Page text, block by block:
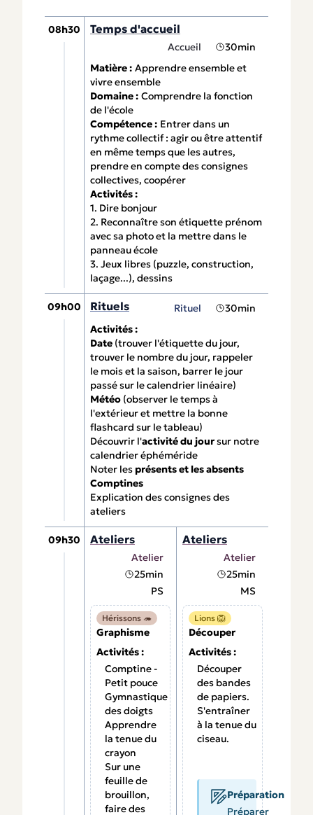
08h30 Temps d'accueil
Accueil
30min
Matière : Apprendre ensemble et
vivre ensemble
Domaine : Comprendre la fonction
de l'école
Compétence : Entrer dans un
rythme collectif : agir ou être attentif
en même temps que les autres,
prendre en compte des consignes
collectives, coopérer
Activités :
1. Dire bonjour
2. Reconnaître son étiquette prénom
avec sa photo et la mettre dans le
panneau école
3. Jeux libres (puzzle, construction,
laçage...), dessins
09h00 Rituels Rituel
30min
Activités :
Date (trouver l'étiquette du jour,
trouver le nombre du jour, rappeler
le mois et la saison, barrer le jour
passé sur le calendrier linéaire)
Météo (observer le temps à
l'extérieur et mettre la bonne
flashcard sur le tableau)
Découvrir l'activité du joursur notre
calendrier éphéméride
Noter les présents et les absents
Comptines
Explication des consignes des
ateliers
09h30 Ateliers
Atelier
25min
PS
Hérissons 🦔
Graphisme
Activités :
Comptine -
Petit pouce
Gymnastique
des doigts
Apprendre
la tenue du
crayon
Sur une
feuille de
brouillon,
faire des
Ateliers
Atelier
25min
MS
Lions 🦁
Découper
Activités :
Découper
des bandes
de papiers.
S'entraîner
à la tenue du
ciseau.
Préparation
Préparer